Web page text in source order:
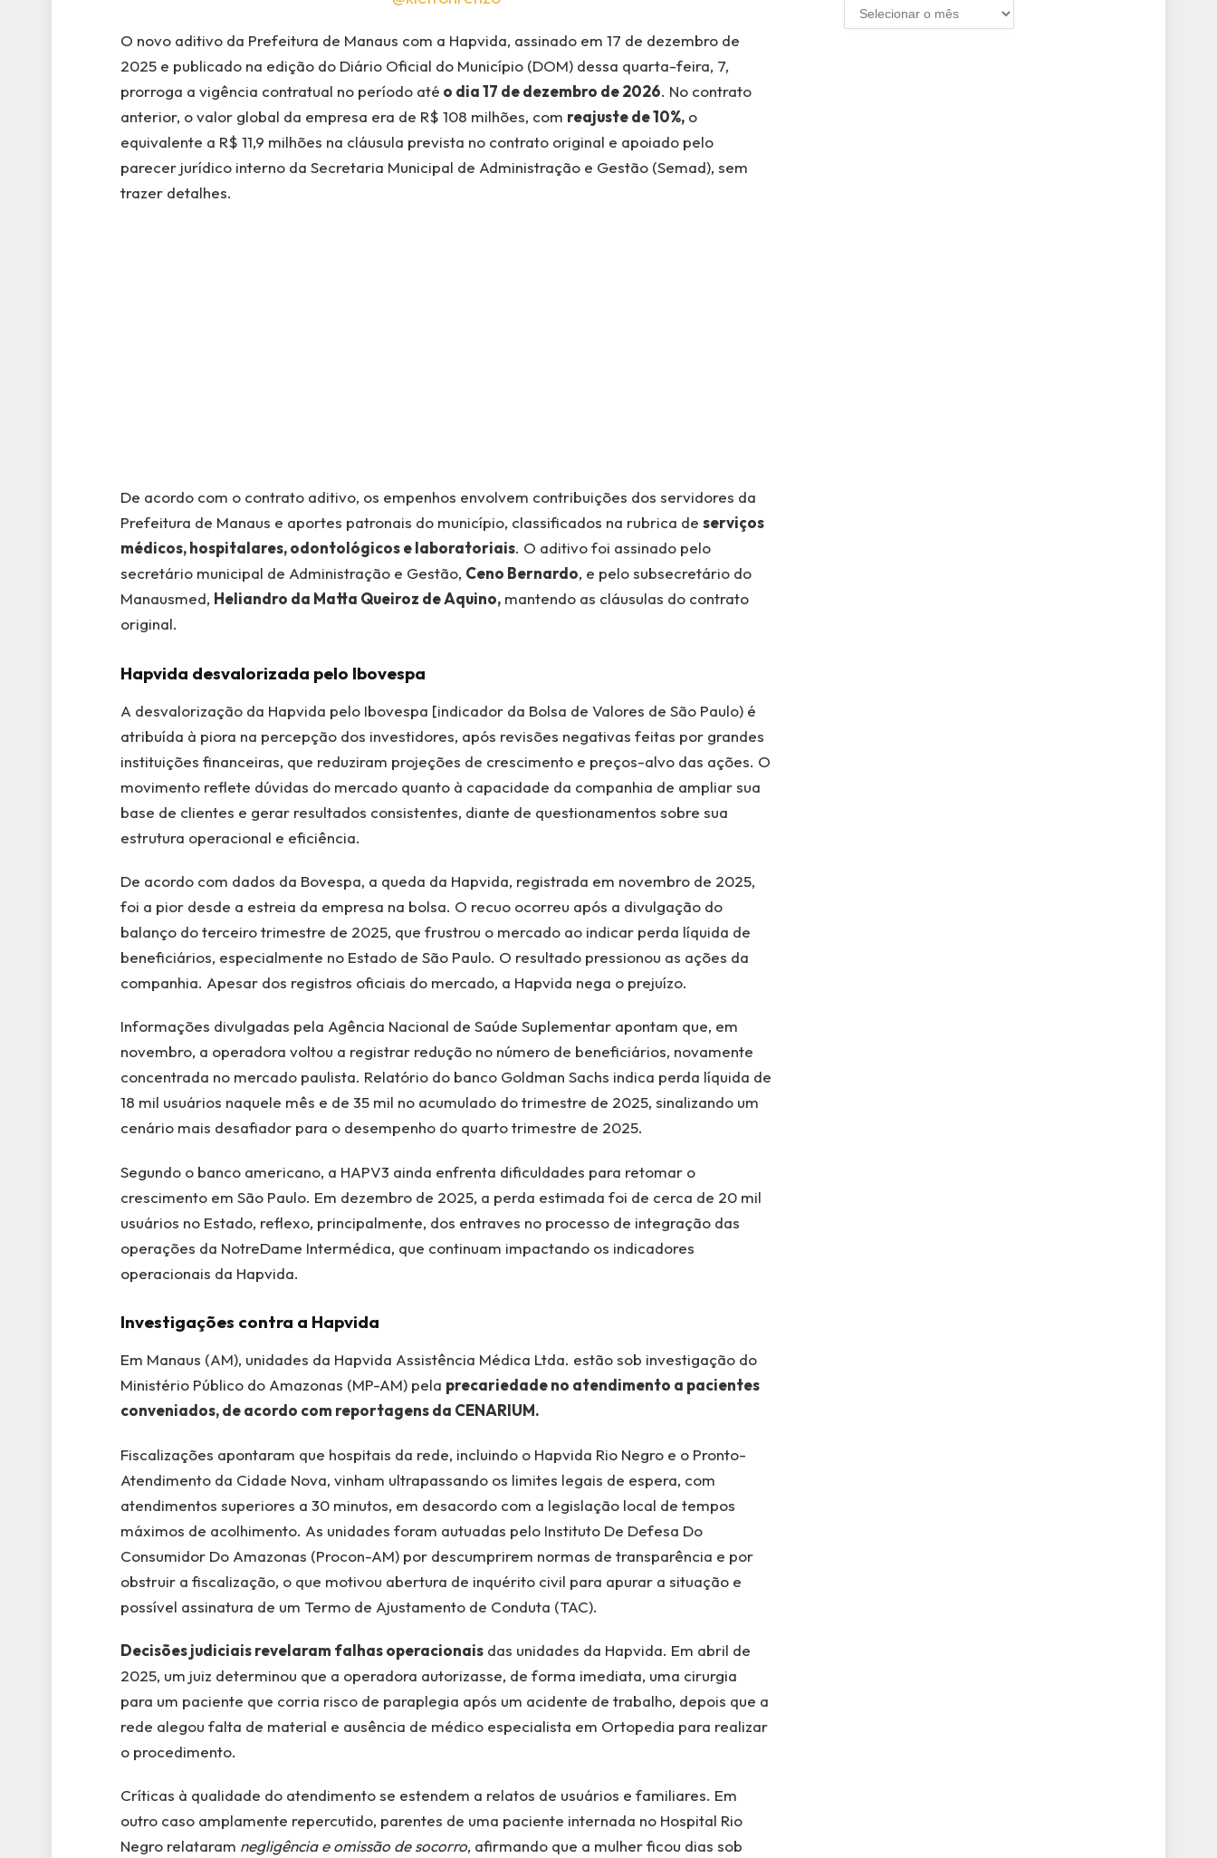
O novo aditivo da Prefeitura de Manaus com a Hapvida, assinado em 17 de dezembro de
2025 e publicado na edição do Diário Oficial do Município (DOM) dessa quarta-feira, 7,
prorroga a vigência contratual no período até o dia 17 de dezembro de 2026. No contrato
anterior, o valor global da empresa era de R$ 108 milhões, com reajuste de 10%,o
equivalente a R$ 11,9 milhões na cláusula prevista no contrato original e apoiado pelo
parecer jurídico interno da Secretaria Municipal de Administração e Gestão (Semad), sem
trazer detalhes.
De acordo com o contrato aditivo, os empenhos envolvem contribuições dos servidores da
Prefeitura de Manaus e aportes patronais do município, classificados na rubrica de serviços
médicos, hospitalares, odontológicos e laboratoriais. O aditivo foi assinado pelo
secretário municipal de Administração e Gestão, Ceno Bernardo, e pelo subsecretário do
Manausmed, Heliandro da Matta Queiroz de Aquino,mantendo as cláusulas do contrato
original.
Hapvida desvalorizada pelo Ibovespa
A desvalorização da Hapvida pelo Ibovespa [indicador da Bolsa de Valores de São Paulo) é
atribuída à piora na percepção dos investidores, após revisões negativas feitas por grandes
instituições financeiras, que reduziram projeções de crescimento e preços-alvo das ações. O
movimento reflete dúvidas do mercado quanto à capacidade da companhia de ampliar sua
base de clientes e gerar resultados consistentes, diante de questionamentos sobre sua
estrutura operacional e eficiência.
De acordo com dados da Bovespa, a queda da Hapvida, registrada em novembro de 2025,
foi a pior desde a estreia da empresa na bolsa. O recuo ocorreu após a divulgação do
balanço do terceiro trimestre de 2025, que frustrou o mercado ao indicar perda líquida de
beneficiários, especialmente no Estado de São Paulo. O resultado pressionou as ações da
companhia. Apesar dos registros oficiais do mercado, a Hapvida nega o prejuízo.
Informações divulgadas pela Agência Nacional de Saúde Suplementar apontam que, em
novembro, a operadora voltou a registrar redução no número de beneficiários, novamente
concentrada no mercado paulista. Relatório do banco Goldman Sachs indica perda líquida de
18 mil usuários naquele mês e de 35 mil no acumulado do trimestre de 2025, sinalizando um
cenário mais desafiador para o desempenho do quarto trimestre de 2025.
Segundo o banco americano, a HAPV3 ainda enfrenta dificuldades para retomar o
crescimento em São Paulo. Em dezembro de 2025, a perda estimada foi de cerca de 20 mil
usuários no Estado, reflexo, principalmente, dos entraves no processo de integração das
operações da NotreDame Intermédica, que continuam impactando os indicadores
operacionais da Hapvida.
Investigações contra a Hapvida
Em Manaus (AM), unidades da Hapvida Assistência Médica Ltda. estão sob investigação do
Ministério Público do Amazonas (MP-AM) pela precariedade no atendimento a pacientes
conveniados, de acordo com reportagens da CENARIUM.
Fiscalizações apontaram que hospitais da rede, incluindo o Hapvida Rio Negro e o Pronto-
Atendimento da Cidade Nova, vinham ultrapassando os limites legais de espera, com
atendimentos superiores a 30 minutos, em desacordo com a legislação local de tempos
máximos de acolhimento. As unidades foram autuadas pelo Instituto De Defesa Do
Consumidor Do Amazonas (Procon-AM) por descumprirem normas de transparência e por
obstruir a fiscalização, o que motivou abertura de inquérito civil para apurar a situação e
possível assinatura de um Termo de Ajustamento de Conduta (TAC).
Decisões judiciais revelaram falhas operacionaisdas unidades da Hapvida. Em abril de
2025, um juiz determinou que a operadora autorizasse, de forma imediata, uma cirurgia
para um paciente que corria risco de paraplegia após um acidente de trabalho, depois que a
rede alegou falta de material e ausência de médico especialista em Ortopedia para realizar
o procedimento.
Críticas à qualidade do atendimento se estendem a relatos de usuários e familiares. Em
outro caso amplamente repercutido, parentes de uma paciente internada no Hospital Rio
Negro relataram negligência e omissão de socorro, afirmando que a mulher ficou dias sob
ARQUIVO